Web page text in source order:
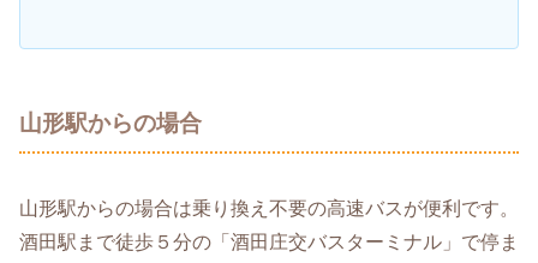
山形駅からの場合
山形駅からの場合は乗り換え不要の高速バスが便利です。
酒田駅まで徒歩５分の「酒田庄交バスターミナル」で停ま